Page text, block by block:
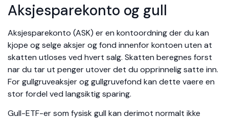
Aksjesparekonto og gull
Aksjesparekonto (ASK) er en kontoordning der du kan
kjope og selge aksjer og fond innenfor kontoen uten at
skatten utloses ved hvert salg. Skatten beregnes forst
nar du tar ut penger utover det du opprinnelig satte inn.
For gullgruveaksjer og gullgruvefond kan dette vaere en
stor fordel ved langsiktig sparing.
Gull-ETF-er som fysisk gull kan derimot normalt ikke